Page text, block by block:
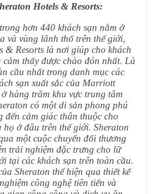
Hotels & Resorts:
hơn 440 khách sạn nằm ở
và vùng lãnh thổ trên thế giới,
& Resorts là nơi giúp cho khách
thấy được chào đón nhất. Là
cầu nhất trong danh mục các
sạn xuất sắc của Marriott
hàng trăm khu vực trung tâm
có một di sản phong phú
đến cảm giác thân thuộc cho
họ ở đâu trên thế giới. Sheraton
một cuộc chuyển đổi thương
trải nghiệm đặc trưng cho lữ
tại các khách sạn trên toàn cầu.
Sheraton thể hiện qua thiết kế
công nghệ tiên tiến và